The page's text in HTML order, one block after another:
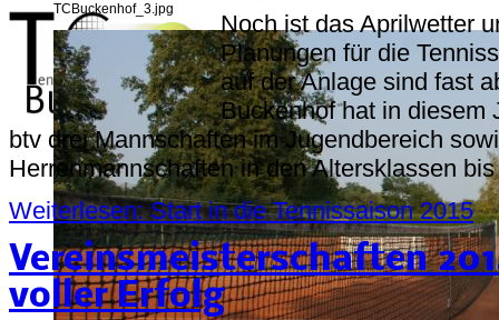
TCBuckenhof_3.jpg
Noch ist das Aprilwetter
Planungen für die
auf der Anlage sind fast
Buckenhof hat in diesem
btv drei Mannschaften im Jugendbereich
Herrenmannschaften in den Altersklassen
Weiterlesen: Start in die Tennissaison 2015
Vereinsmeisterschaften
voller Erfolg